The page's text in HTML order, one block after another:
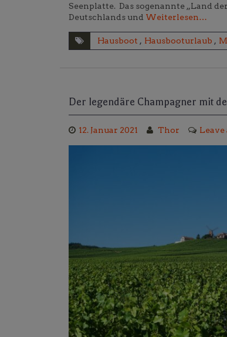
Seenplatte. Das sogenannte „Land
Deutschlands und Weiterlesen…
Hausboot , Hausbooturlaub ,
Der legendäre Champagner mit
12. Januar 2021 Thor Leave